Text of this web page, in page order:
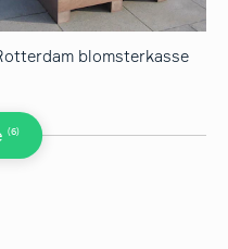
(6)
blomsterkasse